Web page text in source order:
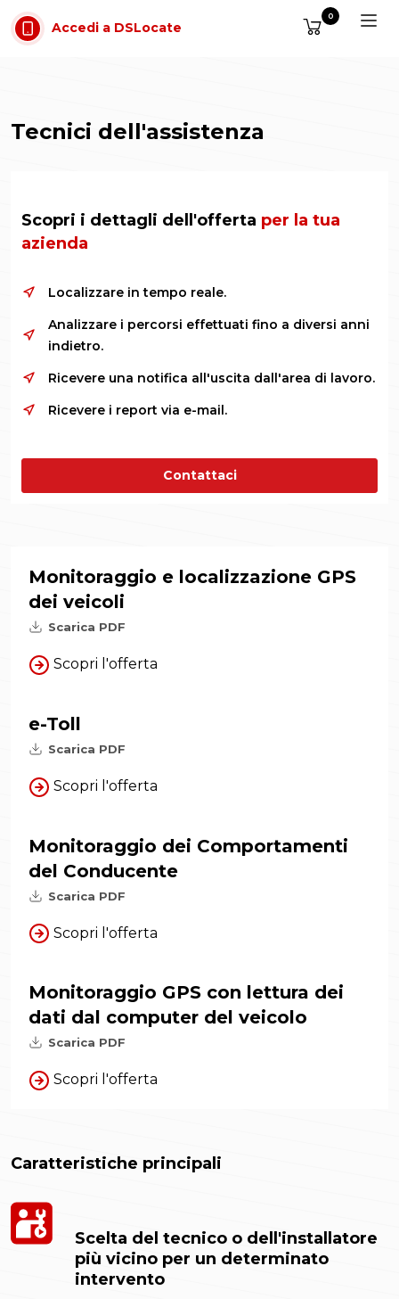
Vai al contenuto
Accedi a DSLocate
0
Tecnici dell'assistenza
Scopri i dettagli dell'offerta per la tua
azienda
Localizzare in tempo reale.
Analizzare i percorsi effettuati fino a diversi anni
indietro.
Ricevere una notifica all'uscita dall'area di lavoro.
Ricevere i report via e-mail.
Contattaci
Monitoraggio e localizzazione GPS
dei veicoli
Scarica PDF
Scopri l'offerta
e-Toll
Scarica PDF
Scopri l'offerta
Monitoraggio dei Comportamenti
del Conducente
Scarica PDF
Scopri l'offerta
Monitoraggio GPS con lettura dei
dati dal computer del veicolo
Scarica PDF
Scopri l'offerta
Caratteristiche principali
Scelta del tecnico o dell'installatore
più vicino per un determinato
intervento